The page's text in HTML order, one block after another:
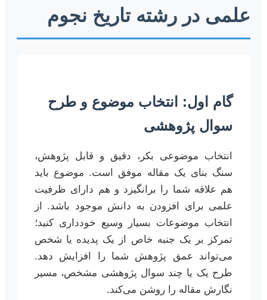
علمی در رشته تاریخ نجوم
گام اول: انتخاب موضوع و طرح
سوال پژوهشی
انتخاب موضوعی بکر، دقیق و قابل پژوهش،
سنگ بنای یک مقاله موفق است. موضوع باید
هم علاقه شما را برانگیزد و هم دارای ظرفیت
علمی برای افزودن به دانش موجود باشد. از
انتخاب موضوعات بسیار وسیع خودداری کنید؛
تمرکز بر یک جنبه خاص از یک پدیده یا شخص
می‌تواند عمق پژوهش شما را افزایش دهد.
طرح یک یا چند سوال پژوهشی مشخص، مسیر
نگارش مقاله را روشن می‌کند.